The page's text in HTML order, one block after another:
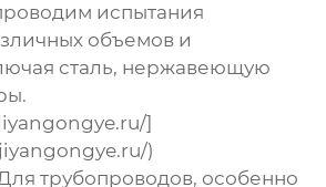
испытания
объемов и
сталь, нержавеющую
]
)
трубопроводов, особенно